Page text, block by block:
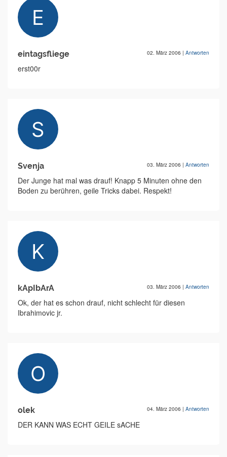
eintagsfliege 02. März 2006 | Antworten
erst00r
Svenja 03. März 2006 | Antworten
Der Junge hat mal was drauf! Knapp 5 Minuten ohne den
Boden zu berühren, geile Tricks dabei. Respekt!
kApIbArA 03. März 2006 | Antworten
Ok, der hat es schon drauf, nicht schlecht für diesen
Ibrahimovic jr.
olek 04. März 2006 | Antworten
DER KANN WAS ECHT GEILE sACHE